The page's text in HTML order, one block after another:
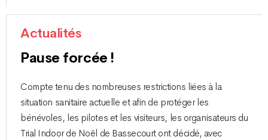
Actualités
Pause forcée !
Compte tenu des nombreuses restrictions liées à la
situation sanitaire actuelle et afin de protéger les
bénévoles, les pilotes et les visiteurs, les organisateurs du
Trial Indoor de Noël de Bassecourt ont décidé, avec